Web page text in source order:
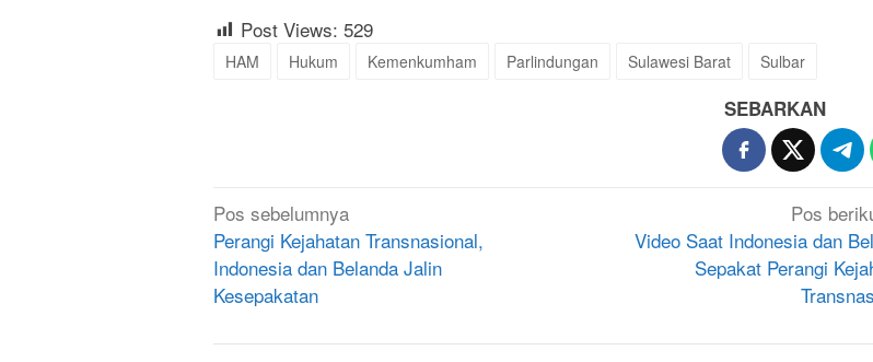
Post Views: 529
HAM Hukum Kemenkumham Parlindungan Sulawesi Barat Sulbar
SEBARKAN
Navigasi
pos
Pos sebelumnya
Perangi Kejahatan Transnasional,
Indonesia dan Belanda Jalin
Kesepakatan
Pos
Video Saat Indonesia dan
Sepakat Perangi